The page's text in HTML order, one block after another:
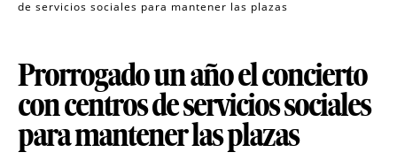
de servicios sociales para mantener las plazas
Prorrogado un año el concierto
con centros de servicios sociales
para mantener las plazas